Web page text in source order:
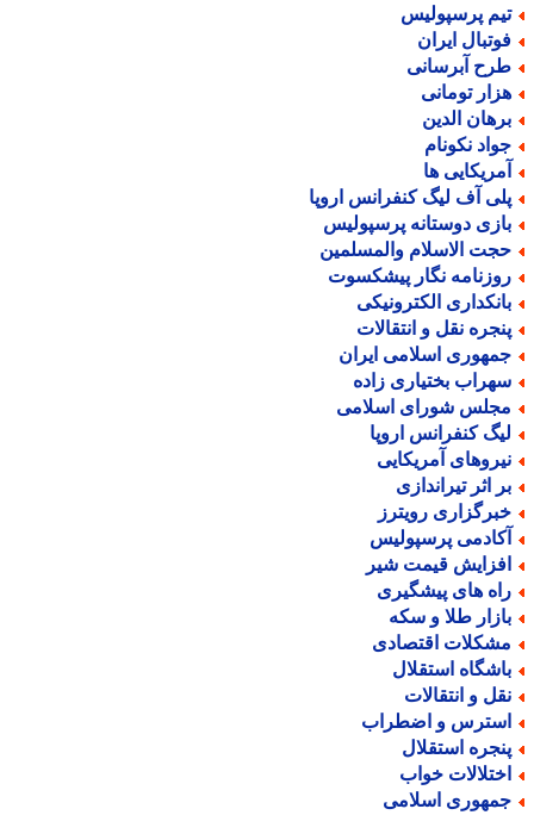
پرسپولیس
ایران
آبرسانی
تومانی
الدین
نکونام
ها
آف لیگ کنفرانس اروپا
دوستانه پرسپولیس
الاسلام والمسلمین
نگار پیشکسوت
الکترونیکی
نقل و انتقالات
اسلامی ایران
بختیاری زاده
شورای اسلامی
کنفرانس اروپا
آمریکایی
اثر تیراندازی
رویترز
پرسپولیس
قیمت شیر
های پیشگیری
طلا و سکه
اقتصادی
استقلال
و انتقالات
و اضطراب
استقلال
خواب
اسلامی